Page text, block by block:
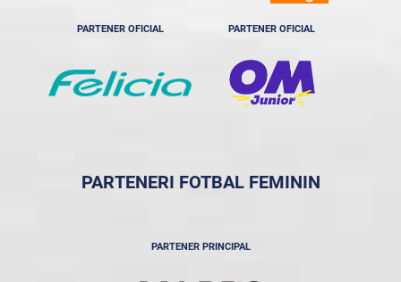
PARTENER OFICIAL PARTENER OFICIAL
PARTENERI FOTBAL FEMININ
PARTENER PRINCIPAL